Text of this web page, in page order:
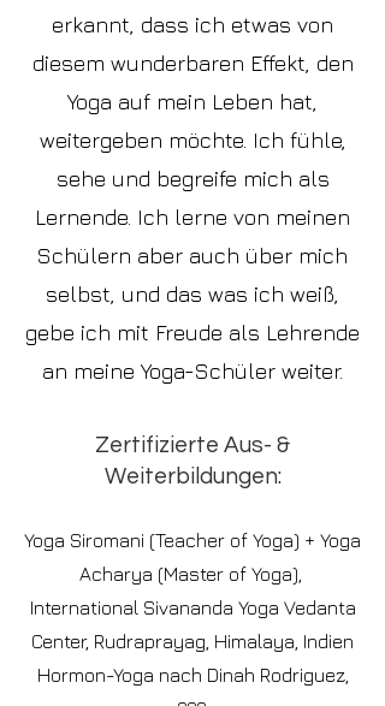
erkannt, dass ich etwas von
diesem wunderbaren Effekt, den
Yoga auf mein Leben hat,
weitergeben möchte. Ich fühle,
sehe und begreife mich als
Lernende. Ich lerne von meinen
Schülern aber auch über mich
selbst, und das was ich weiß,
gebe ich mit Freude als Lehrende
an meine Yoga-Schüler weiter.
Zertifizierte Aus- &
Weiterbildungen:
Yoga Siromani (Teacher of Yoga) + Yoga
Acharya (Master of Yoga),
International Sivananda Yoga Vedanta
Center, Rudraprayag, Himalaya, Indien
Hormon-Yoga nach Dinah Rodriguez,